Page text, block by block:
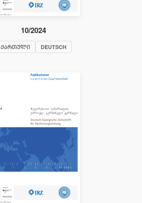
10/2024
ᲥᲐᲠᲗᲣᲚᲘ DEUTSCH